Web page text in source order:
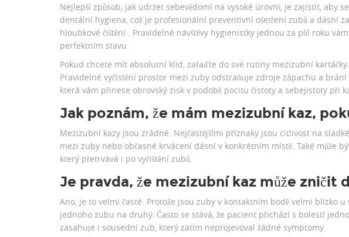
Nejlepší způsob, jak udržet sebevědomí na vysoké úrovni, je zajistit, aby
dentální hygiena , což je profesionální preventivní ošetření zubů a dásní
hloubkové čištění
. Pravidelné návštěvy hygienistky jednou za půl roku
perfektním stavu.
Pokud chcete mít absolutní klid, zařaďte do své rutiny mezizubní kartáčky.
Pravidelné vyčistění prostor mezi zuby odstraňuje zdroje zápachu a brání
která vám přinese obrovský zisk v podobě pocitu čistoty a sebejistoty při
Jak poznám, že mám mezizubní kaz,
Mezizubní kazy jsou zrádné. Nejčastějšími příznaky jsou citlivost na
mezi zuby nebo občasné krvácení dásní v konkrétním místě. Také může
který přetrvává i po vyčištění zubů.
Je pravda, že mezizubní kaz může zničit
Ano, je to velmi časté. Protože jsou zuby v kontaktním bodě velmi blízko
jednoho zubu na druhý. Často se stává, že pacient přichází s bolestí
zasahuje i sousední zub, který zatím neprojevoval žádné symptomy.